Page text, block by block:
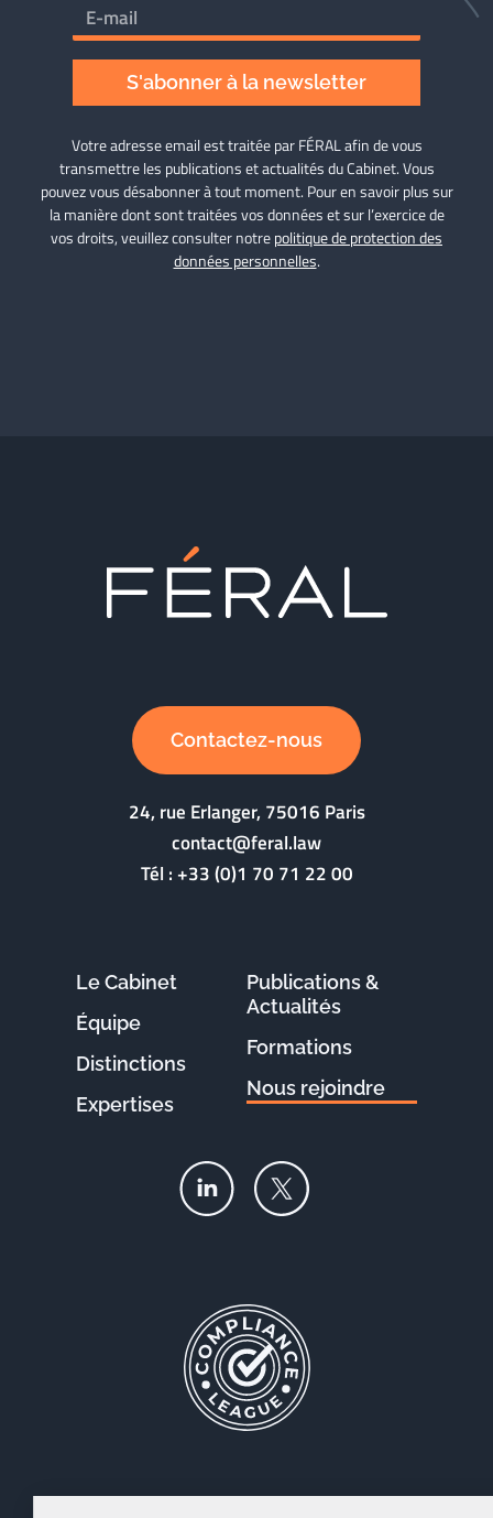
S'abonner à la newsletter
Votre adresse email est traitée par FÉRAL afin de vous
transmettre les publications et actualités du Cabinet. Vous
pouvez vous désabonner à tout moment. Pour en savoir plus sur
la manière dont sont traitées vos données et sur l’exercice de
vos droits, veuillez consulter notrepolitique de protection des
données personnelles.
Contactez-nous
24, rue Erlanger, 75016 Paris
contact@feral.law
Tél :+33 (0)1 70 71 22 00
Le Cabinet
Équipe
Distinctions
Expertises
Publications &
Actualités
Formations
Nous rejoindre